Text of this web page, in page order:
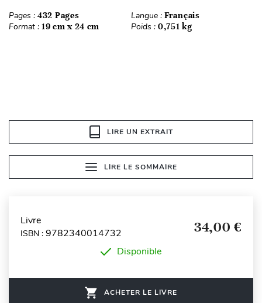
Pages : 432 Pages Langue : Français
Format : 19 cm x 24 cm Poids : 0,751 kg
LIRE UN EXTRAIT
LIRE LE SOMMAIRE
Livre
ISBN : 9782340014732 34,00 €
Disponible
ACHETER LE LIVRE